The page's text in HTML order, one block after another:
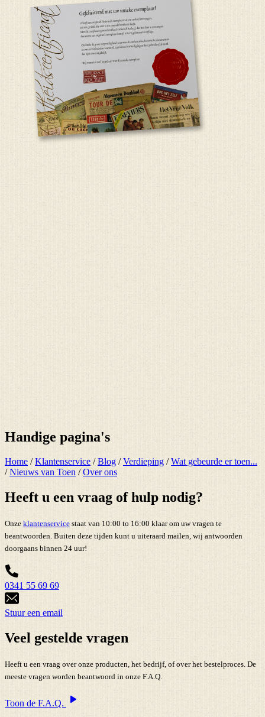
Handige pagina's
Home /Klantenservice /Blog /Verdieping /Wat gebeurde er toen...
/Nieuws van Toen /Over ons
Heeft u een vraag of hulp nodig?
Onze klantenservice staat van 10:00 to 16:00 klaar om uw vragen te
beantwoorden. Buiten deze tijden kunt u uiteraard mailen, wij antwoorden
doorgaans binnen 24 uur!
0341 55 69 69
Stuur een email
Veel gestelde vragen
Heeft u een vraag over onze producten, het bedrijf, of over het bestelproces. De
meeste vragen worden beantwoord in onze F.A.Q.
Toon de F.A.Q.